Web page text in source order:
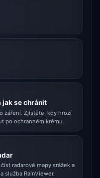
jak se chránit
záření. Zjistěte, kdy hrozí
po ochranném krému.
radarové mapy srážek a
služba RainViewer.